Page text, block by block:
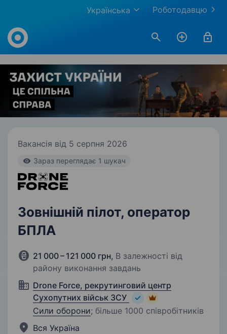
Роботодавцю
Українська
Work.ua
Вакансія від 5 серпня 2026
Зараз переглядає 1 шукач
Зовнішній пілот, оператор
БПЛА
21 000 – 121 000 грн, В залежності від
району виконання завдань
Drone Force, рекрутинговий центр
Сухопутних військ ЗСУ
Сили оборони; більше 1000 співробітників
Вся Україна